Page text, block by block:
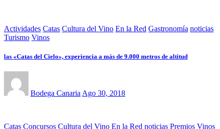
Actividades Catas Cultura del Vino En la Red Gastronomía noticias
Turismo Vinos
las «Catas del Cielo», experiencia a más de 9.000 metros de altitud
Bodega Canaria Ago 30, 2018
Catas Concursos Cultura del Vino En la Red noticias Premios Vinos